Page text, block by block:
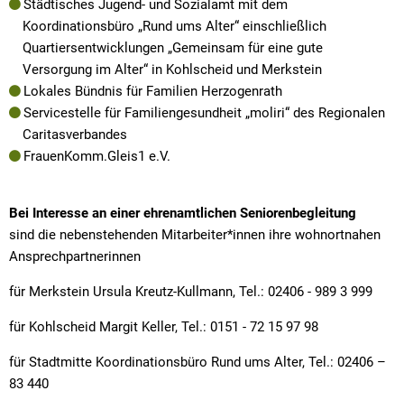
Städtisches Jugend- und Sozialamt mit dem
Koordinationsbüro „Rund ums Alter“ einschließlich
Quartiersentwicklungen „Gemeinsam für eine gute
Versorgung im Alter“ in Kohlscheid und Merkstein
Lokales Bündnis für Familien Herzogenrath
Servicestelle für Familiengesundheit „moliri“ des Regionalen
Caritasverbandes
FrauenKomm.Gleis1 e.V.
Bei Interesse an einer ehrenamtlichen Seniorenbegleitung
sind die nebenstehenden Mitarbeiter*innen ihre wohnortnahen
Ansprechpartnerinnen
für Merkstein Ursula Kreutz-Kullmann, Tel.: 02406 - 989 3 999
für Kohlscheid Margit Keller, Tel.: 0151 - 72 15 97 98
für Stadtmitte Koordinationsbüro Rund ums Alter, Tel.: 02406 –
83 440